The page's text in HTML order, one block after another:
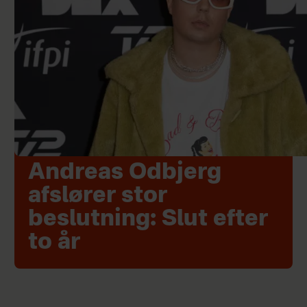
Andreas Odbjerg
afslører stor
beslutning: Slut efter
to år